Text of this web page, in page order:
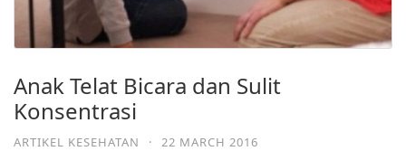
Anak Telat Bicara dan Sulit
Konsentrasi
ARTIKEL KESEHATAN · 22 MARCH 2016